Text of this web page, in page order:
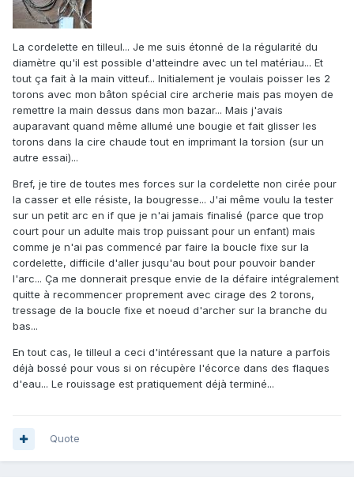
La cordelette en tilleul... Je me suis étonné de la régularité du
diamètre qu'il est possible d'atteindre avec un tel matériau... Et
tout ça fait à la main vitteuf... Initialement je voulais poisser les 2
torons avec mon bâton spécial cire archerie mais pas moyen de
remettre la main dessus dans mon bazar... Mais j'avais
auparavant quand même allumé une bougie et fait glisser les
torons dans la cire chaude tout en imprimant la torsion (sur un
autre essai)...
Bref, je tire de toutes mes forces sur la cordelette non cirée pour
la casser et elle résiste, la bougresse... J'ai même voulu la tester
sur un petit arc en if que je n'ai jamais finalisé (parce que trop
court pour un adulte mais trop puissant pour un enfant) mais
comme je n'ai pas commencé par faire la boucle fixe sur la
cordelette, difficile d'aller jusqu'au bout pour pouvoir bander
l'arc... Ça me donnerait presque envie de la défaire intégralement
quitte à recommencer proprement avec cirage des 2 torons,
tressage de la boucle fixe et noeud d'archer sur la branche du
bas...
En tout cas, le tilleul a ceci d'intéressant que la nature a parfois
déjà bossé pour vous si on récupère l'écorce dans des flaques
d'eau... Le rouissage est pratiquement déjà terminé...
Quote